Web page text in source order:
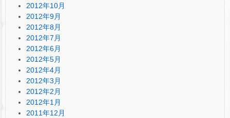
2012年10月
2012年9月
2012年8月
2012年7月
2012年6月
2012年5月
2012年4月
2012年3月
2012年2月
2012年1月
2011年12月